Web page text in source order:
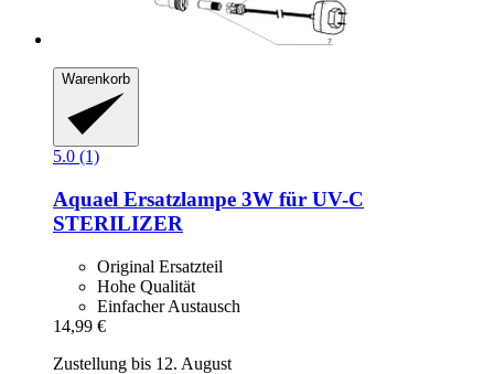
Warenkorb
5.0 (1)
Aquael Ersatzlampe 3W für UV-​C
STERILIZER
Original Ersatzteil
Hohe Qualität
Einfacher Austausch
14,99 €
Zustellung bis 12. August